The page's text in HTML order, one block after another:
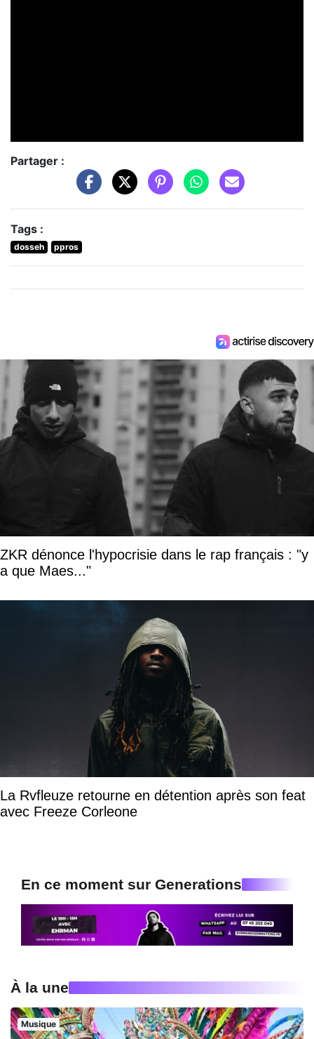
Partager :
Tags :
dosseh ppros
ZKR dénonce l'hypocrisie dans le rap français : "y
a que Maes..."
La Rvfleuze retourne en détention après son feat
avec Freeze Corleone
En ce moment sur Generations
À la une
Musique